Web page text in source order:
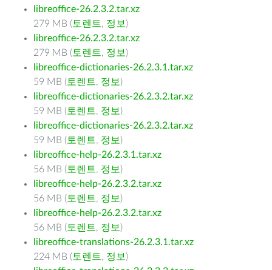
libreoffice-26.2.3.2.tar.xz
279 MB ( 토렌트, 정보 )
libreoffice-26.2.3.2.tar.xz
279 MB ( 토렌트, 정보 )
libreoffice-dictionaries-26.2.3.1.tar.xz
59 MB ( 토렌트, 정보 )
libreoffice-dictionaries-26.2.3.2.tar.xz
59 MB ( 토렌트, 정보 )
libreoffice-dictionaries-26.2.3.2.tar.xz
59 MB ( 토렌트, 정보 )
libreoffice-help-26.2.3.1.tar.xz
56 MB ( 토렌트, 정보 )
libreoffice-help-26.2.3.2.tar.xz
56 MB ( 토렌트, 정보 )
libreoffice-help-26.2.3.2.tar.xz
56 MB ( 토렌트, 정보 )
libreoffice-translations-26.2.3.1.tar.xz
224 MB ( 토렌트, 정보 )